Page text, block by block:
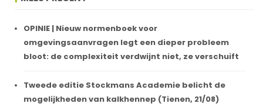
OPINIE | Nieuw normenboek voor
omgevingsaanvragen legt een dieper probleem
bloot: de complexiteit verdwijnt niet, ze verschuift
Tweede editie Stockmans Academie belicht de
mogelijkheden van kalkhennep (Tienen, 21/08)